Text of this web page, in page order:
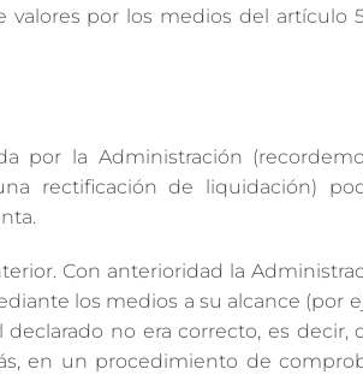
por los medios del artículo
por la Administración
rectificación de liquidación)
Con anterioridad la
los medios a su alcance (por
no era correcto, es decir,
en un procedimiento de